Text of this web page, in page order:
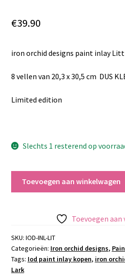
€39.90
iron orchid designs paint inlay
8 vellen van 20,3 x 30,5 cm DUS
Limited edition
Slechts 1 resterend op
Little
Lark
aantal
Toevoegen aan winkelwagen
Toevoegen
SKU: IOD-INL-LIT
Categorieën: Iron orchid designs,
Tags: Iod paint inlay kopen, iron
Lark